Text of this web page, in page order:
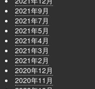
2021年9月
2021年7月
2021年5月
2021年4月
2021年3月
2021年2月
2020年12月
2020年11月